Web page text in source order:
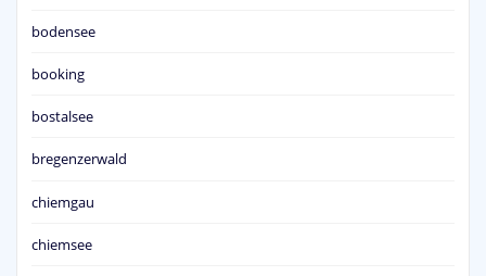
bodensee
booking
bostalsee
bregenzerwald
chiemgau
chiemsee